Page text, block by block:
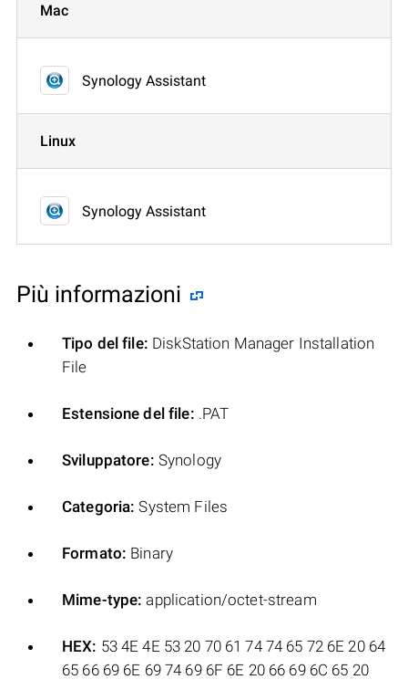
Mac
Synology Assistant
Linux
Synology Assistant
Più informazioni
Tipo del file: DiskStation Manager Installation
File
Estensione del file: .PAT
Sviluppatore: Synology
Categoria: System Files
Formato: Binary
Mime-type: application/octet-stream
HEX: 53 4E 4E 53 20 70 61 74 74 65 72 6E 20 64
65 66 69 6E 69 74 69 6F 6E 20 66 69 6C 65 20